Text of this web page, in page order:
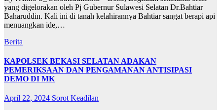
yang digelorakan oleh Pj Gubernur Sulawesi Selatan Dr.Bahtiar
Baharuddin. Kali ini di tanah kelahirannya Bahtiar sangat berapi api
menuangkan ide,…
Berita
KAPOLSEK BEKASI SELATAN ADAKAN
PEMERIKSAAN DAN PENGAMANAN ANTISIPASI
DEMO DI MK
April 22, 2024 Sorot Keadilan